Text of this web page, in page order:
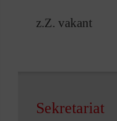
z.Z. vakant
Sekretariat